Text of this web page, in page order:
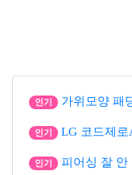
인기 가위모양 패
인기 LG 코드제로
인기 피어싱 잘 안